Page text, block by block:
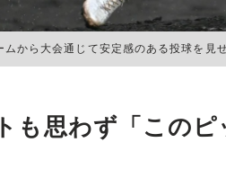
ムから大会通じて安定感のある投球を
も思わず「このピ